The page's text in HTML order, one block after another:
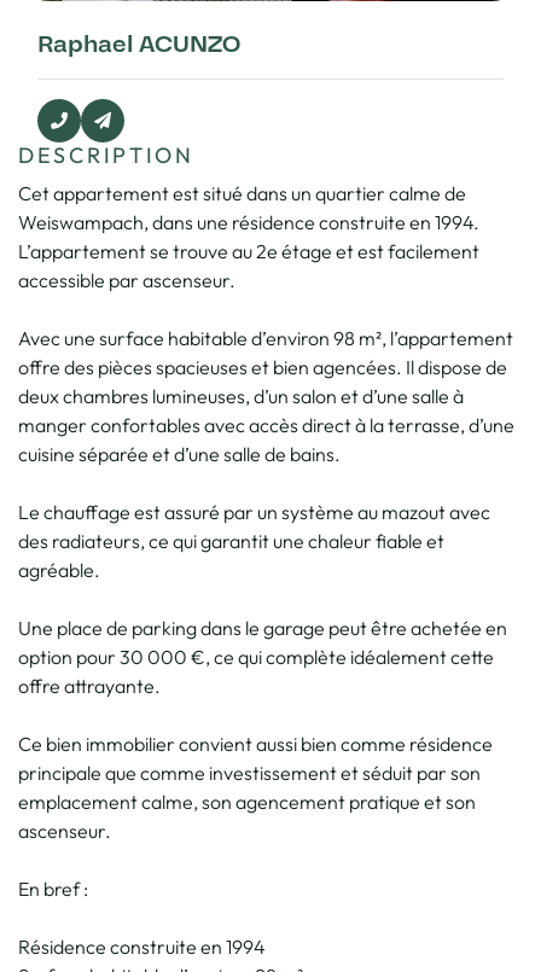
DESCRIPTION
Cet appartement est situé dans un quartier calme de
Weiswampach, dans une résidence construite en 1994.
L’appartement se trouve au 2e étage et est facilement
accessible par ascenseur.
Avec une surface habitable d’environ 98 m², l’appartement
offre des pièces spacieuses et bien agencées. Il dispose de
deux chambres lumineuses, d’un salon et d’une salle à
manger confortables avec accès direct à la terrasse, d’une
cuisine séparée et d’une salle de bains.
Le chauffage est assuré par un système au mazout avec
des radiateurs, ce qui garantit une chaleur fiable et
agréable.
Une place de parking dans le garage peut être achetée en
option pour 30 000 €, ce qui complète idéalement cette
offre attrayante.
Ce bien immobilier convient aussi bien comme résidence
principale que comme investissement et séduit par son
emplacement calme, son agencement pratique et son
ascenseur.
En bref :
Résidence construite en 1994
Raphael ACUNZO